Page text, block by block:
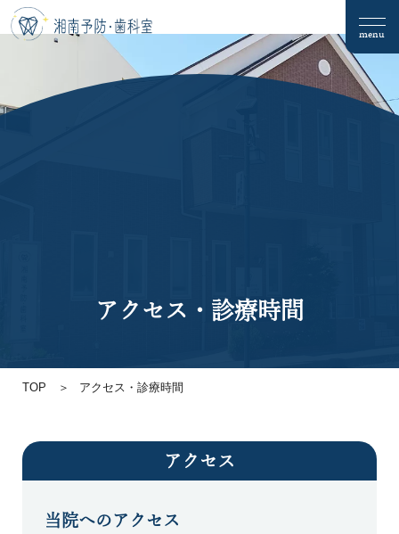
menu
アクセス・診療時間
TOP アクセス・診療時間
アクセス
当院へのアクセス